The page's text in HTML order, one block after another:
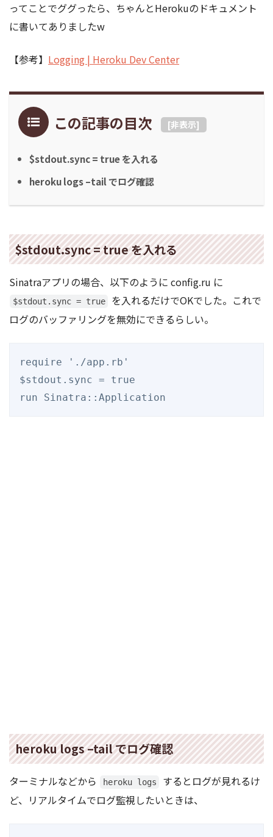
ってことでググったら、ちゃんとHerokuのドキュメント
に書いてありましたw
【参考】 Logging | Heroku Dev Center
この記事の目次 [非表示]
$stdout.sync = true を入れる
heroku logs –tail でログ確認
$stdout.sync = true を入れる
Sinatraアプリの場合、以下のように config.ru に
$stdout.sync = true
を入れるだけでOKでした。これで
ログのバッファリングを無効にできるらしい。
require './app.rb'
$stdout.sync = true
heroku logs –tail でログ確認
ターミナルなどから heroku logs
するとログが見れるけ
ど、リアルタイムでログ監視したいときは、